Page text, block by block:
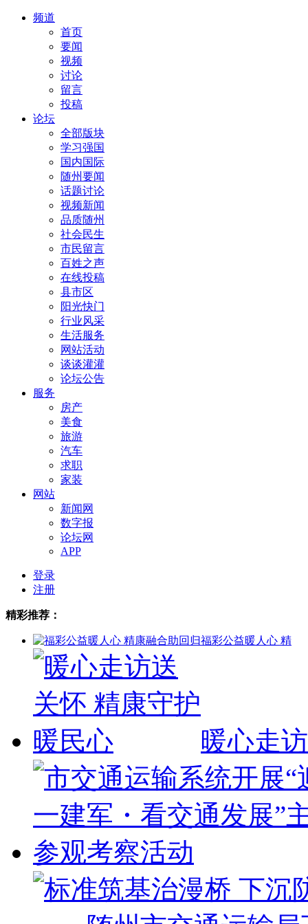
频道
首页
要闻
视频
讨论
留言
投稿
论坛
全部版块
学习强国
国内国际
随州要闻
话题讨论
视频新闻
品质随州
社会民生
市民留言
百姓之声
在线投稿
县市区
阳光快门
行业风采
生活服务
网站活动
谈谈灌灌
论坛公告
服务
房产
美食
旅游
汽车
求职
家装
网站
新闻网
数字报
论坛网
APP
登录
注册
精彩推荐：
福彩公益暖人心 精
暖心走